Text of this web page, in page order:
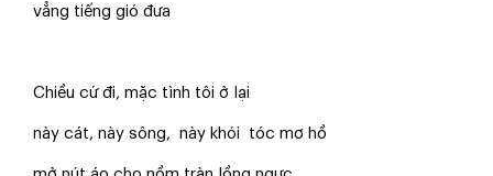
vẳng tiếng gió đưa
Chiều cứ đi, mặc tình tôi ở lại
này cát, này sông, này khói tóc mơ hồ